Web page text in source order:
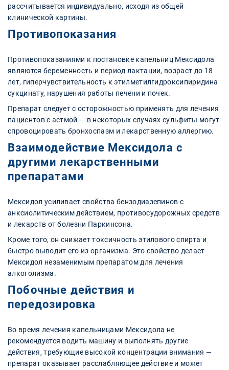
рассчитывается индивидуально, исходя из общей
клинической картины.
Противопоказания
Противопоказаниями к постановке капельниц Мексидола
являются беременность и период лактации, возраст до 18
лет, гиперчувствительность к этилметилгидроксипиридина
сукцинату, нарушения работы печени и почек.
Препарат следует с осторожностью применять для лечения
пациентов с астмой — в некоторых случаях сульфиты могут
спровоцировать бронхоспазм и лекарственную аллергию.
Взаимодействие Мексидола с
другими лекарственными
препаратами
Мексидол усиливает свойства бензодиазепинов с
анксиолитическим действием, противосудорожных средств
и лекарств от болезни Паркинсона.
Кроме того, он снижает токсичность этилового спирта и
быстро выводит его из организма. Это свойство делает
Мексидол незаменимым препаратом для лечения
алкоголизма.
Побочные действия и
передозировка
Во время лечения капельницами Мексидола не
рекомендуется водить машину и выполнять другие
действия, требующие высокой концентрации внимания —
препарат оказывает расслабляющее действие и может